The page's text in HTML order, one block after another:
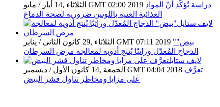
الثلاثاء ,14 أيار / مايو GMT 02:00 2019 دراسة تُؤكّد أنّ المواد
الغذائية الغنية باللوتين ضرورية لصحة الدماغ
الثلاثاء ,29 كانون الثاني / يناير GMT 07:11 2019 "بيض"
الدجاج المُعدّل وراثيًا يُنتج أدوية لمعالجة مرض السرطان
الجمعة ,14 كانون الأول / ديسمبر GMT 04:04 2018 تعرَّف
على مزايا ومخاطر تناول قشر البيض